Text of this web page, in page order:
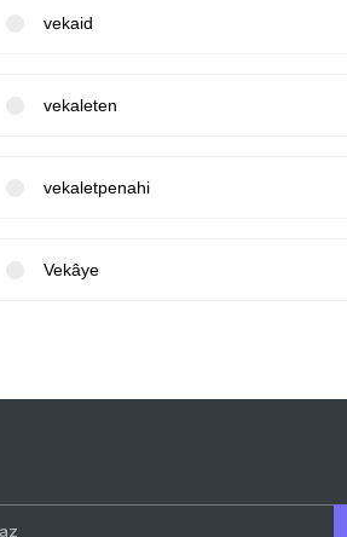
vekaid
vekaleten
vekaletpenahi
Vekâye